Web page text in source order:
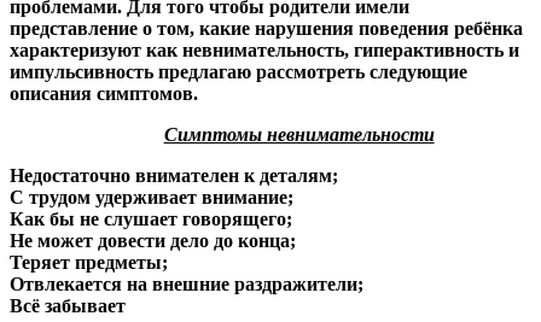
проблемами. Для того чтобы родители имели
представление о том, какие нарушения поведения ребёнка
характеризуют как невнимательность, гиперактивность и
импульсивность предлагаю рассмотреть следующие
описания симптомов.
Симптомы невнимательности
Недостаточно внимателен к деталям;
С трудом удерживает внимание;
Как бы не слушает говорящего;
Не может довести дело до конца;
Теряет предметы;
Отвлекается на внешние раздражители;
Всё забывает